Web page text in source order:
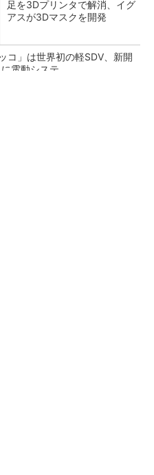
足を3Dプリンタで解消、イグ
アスが3Dマスクを開発
コ」は世界初の軽SDV、新開
電動システ...